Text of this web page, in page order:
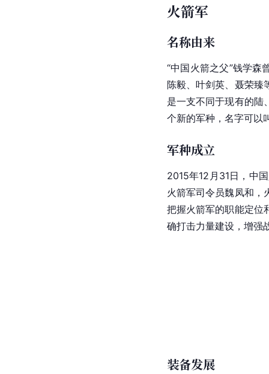
火箭军
名称由来
“中国火箭之父”钱学
陈毅、叶剑英、聂荣臻
是一支不同于现有的陆
个新的军种，名字可以
军种成立
2015年12月31日，中
火箭军司令员魏凤和，
把握火箭军的职能定位
确打击力量建设，增强
装备发展